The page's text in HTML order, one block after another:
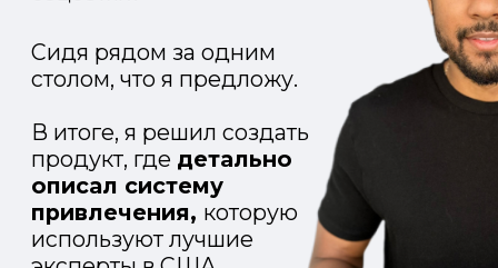
продукт, где
привлечения,которую
используют лучшие
эксперты в США.
И которую сможет
применить даже
новичок.